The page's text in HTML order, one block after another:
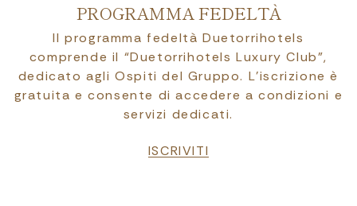
PROGRAMMA FEDELTÀ
Il programma fedeltà Duetorrihotels
comprende il “Duetorrihotels Luxury Club”,
dedicato agli Ospiti del Gruppo. L’iscrizione è
gratuita e consente di accedere a condizioni e
servizi dedicati.
ISCRIVITI